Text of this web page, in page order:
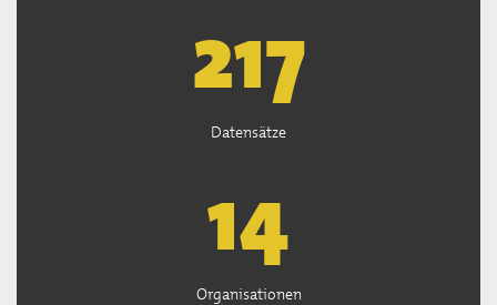
219
Datensätze
14
Organisationen